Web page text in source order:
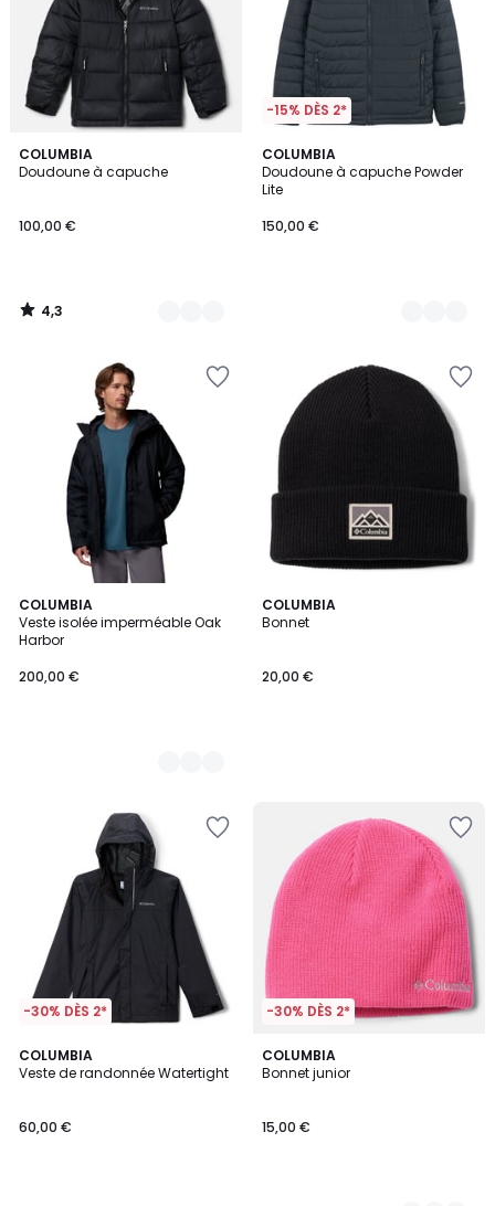
COLUMBIA
Doudoune à capuche
100,00 €
4,3
/ 5
2
Couleurs
4,3
/
-15% DÈS 2*
COLUMBIA
Doudoune à capuche Powder
Lite
150,00 €
2
Couleurs
COLUMBIA
Veste isolée imperméable Oak
Harbor
200,00 €
2
Couleurs
COLUMBIA
Bonnet
20,00 €
-30% DÈS 2*
COLUMBIA
Veste de randonnée Watertight
60,00 €
-30% DÈS 2*
COLUMBIA
Bonnet junior
15,00 €
3
Couleurs